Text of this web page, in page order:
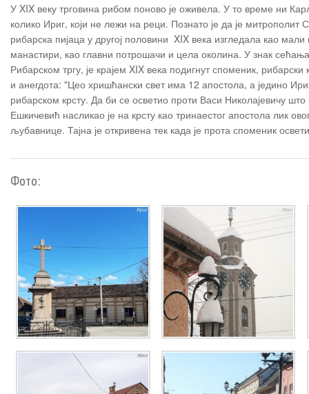
У XIX веку трговина рибом поново је оживела. У то време ни
колико Ириг, који не лежи на реци. Познато је да је
рибарска пијаца у другој половини XIX века изгледала као
манастири, као главни потрошачи и цела околина. У знак
Рибарском тргу, је крајем XIX века подигнут споменик,
и анегдота: "Цео хришћански свет има 12 апостола, а једино
рибарском крсту. Да би се осветио проти Васи Николајевичу
Ешкичевић насликао је на крсту као тринаестог апостола лик
љубавнице. Тајна је откривена тек када је прота споменик
Фото: